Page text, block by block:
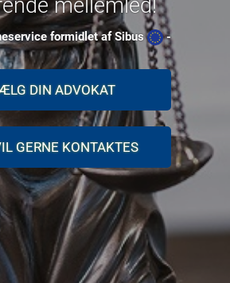
mellemled!
formidlet af Sibus -
DIN ADVOKAT
GERNE KONTAKTES